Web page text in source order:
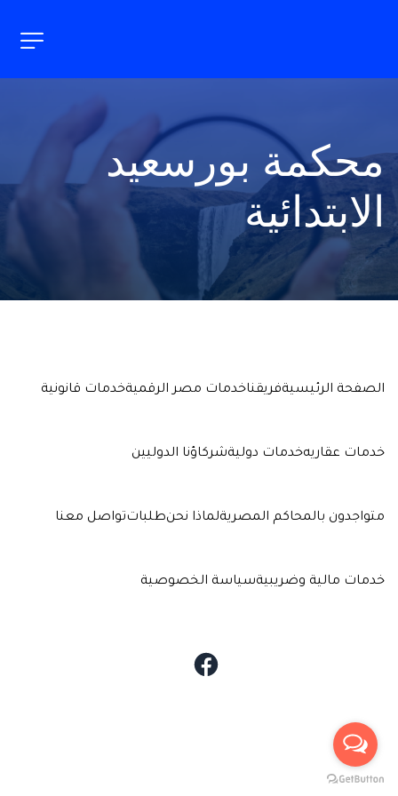
محكمة بورسعيد
الابتدائية
الصفحة الرئيسيةفريقناخدمات مصر الرقميةخدمات قانونية
خدمات عقاريهخدمات دوليةشركاؤنا الدوليين
متواجدون بالمحاكم المصريةلماذا نحنطلباتتواصل معنا
خدمات مالية وضريبيةسياسة الخصوصية